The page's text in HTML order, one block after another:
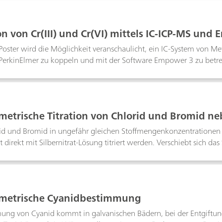
von Cr(III) und Cr(VI) mittels IC-ICP-MS und
wird die Möglichkeit veranschaulicht, ein IC-System von
zu koppeln und mit der Software Empower 3 zu
und die hohe Empfindlichkeit ermöglichen eine
die abhängig von der Probenmatrix gegebenenfalls erhöht
benutzerfreundlich. Es stellte sich heraus, dass die Speziation
professionellen Datensystems zur Erfassung, Verarbeitung und
Titration von Chlorid und Bromid
und Bromid in ungefähr gleichen
direkt mit Silbernitrat-Lösung titriert werden. Verschiebt sich
weiteres Titrationsverfahren, das es gestattet, Bromid neben
Cyanidbestimmung
von Cyanid kommt in galvanischen Bädern, bei der